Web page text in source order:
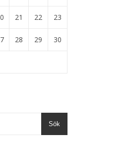
21 22 23
28 29 30
Sök